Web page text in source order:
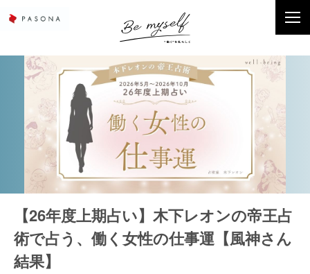
【26年度上期占い】木下レオンの帝王占
術で占う、働く女性の仕事運【風神さん
結果】